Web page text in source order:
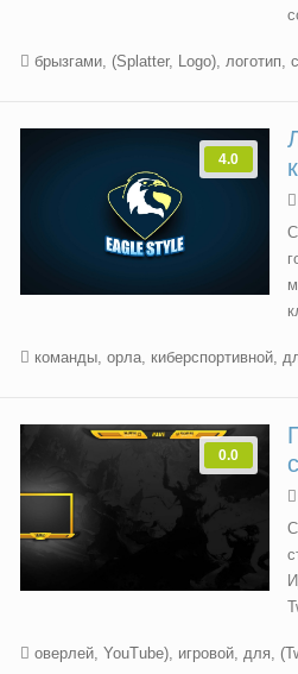
брызгами, (Splatter, Logo), логотип,
4.0
команды, орла, киберспортивной,
0.0
оверлей, YouTube), игровой, для,